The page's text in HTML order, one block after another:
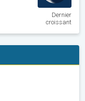
Dernier
croissant